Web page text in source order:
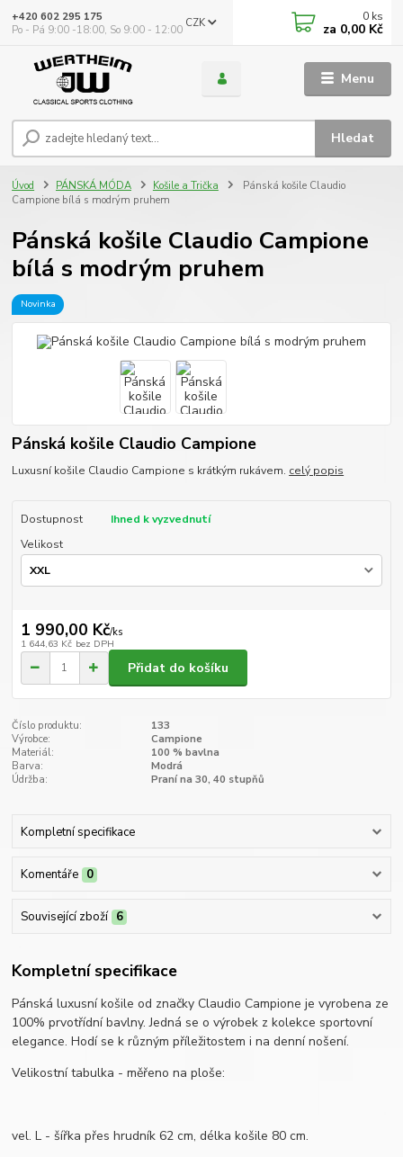
Menu
CZK
Hledat
+420 602 295 175
Po - Pá 9:00 -18:00, So 9:00 - 12:00
0 ks
za 0,00 Kč
Úvod PÁNSKÁ MÓDA Košile a Trička
Pánská košile Claudio
Campione bílá s modrým pruhem
Pánská košile Claudio Campione
bílá s modrým pruhem
Novinka
Pánská košile Claudio Campione
Luxusní košile Claudio Campione s krátkým rukávem. celý popis
Dostupnost
Ihned k vyzvednutí
Velikost
1 990,00 Kč/ks
1 644,63 Kč bez DPH
Přidat do košíku
Číslo produktu:
133
Výrobce:
Campione
Materiál:
100 % bavlna
Barva:
Modrá
Údržba:
Praní na 30, 40 stupňů
Kompletní specifikace
Komentáře 0
Související zboží 6
Kompletní specifikace
Pánská luxusní košile od značky Claudio Campione je vyrobena ze
100% prvotřídní bavlny. Jedná se o výrobek z kolekce sportovní
elegance. Hodí se k různým příležitostem i na denní nošení.
Velikostní tabulka - měřeno na ploše:
vel. L - šířka přes hrudník 62 cm, délka košile 80 cm.